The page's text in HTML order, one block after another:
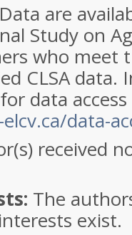
Data are
Study on
who meet
CLSA
data
data-
received
The
exist.